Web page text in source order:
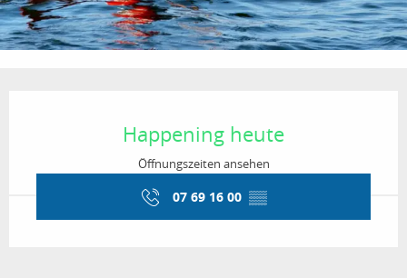
Happening heute
Öffnungszeiten ansehen
07 69 16 00 ▒▒